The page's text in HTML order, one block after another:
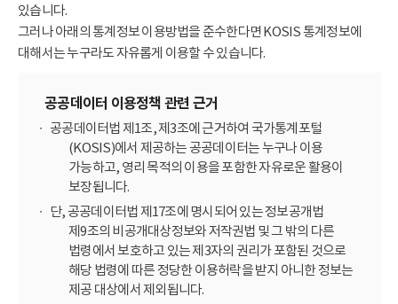
있습니다.
그러나 아래의 통계정보 이용방법을 준수한다면 KOSIS 통계정보에
대해서는 누구라도 자유롭게 이용할 수 있습니다.
공공데이터 이용정책 관련 근거
공공데이터법 제1조, 제3조에 근거하여 국가통계포털
(KOSIS)에서 제공하는 공공데이터는 누구나 이용
가능하고, 영리 목적의 이용을 포함한 자유로운 활용이
보장됩니다.
단, 공공데이터법 제17조에 명시되어 있는 정보공개법
제9조의 비공개대상정보와 저작권법 및 그 밖의 다른
법령에서 보호하고 있는 제3자의 권리가 포함된 것으로
해당 법령에 따른 정당한 이용허락을 받지 아니한 정보는
제공 대상에서 제외됩니다.